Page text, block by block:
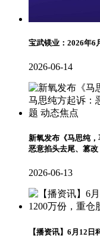
宝武镁业：2026年6
2026-06-14
新氧发布《马思纯
恶意掐头去尾、篡
2026-06-13
【播资讯】6月12